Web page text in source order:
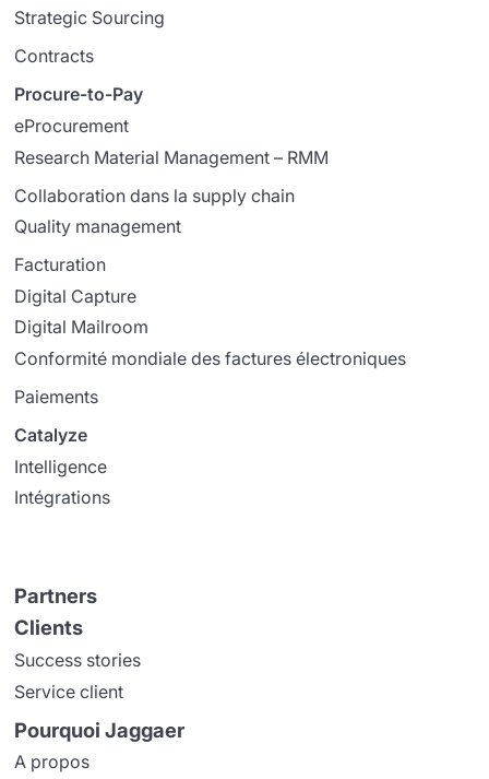
Strategic Sourcing
Contracts
Procure-to-Pay
eProcurement
Research Material Management – RMM
Collaboration dans la supply chain
Quality management
Facturation
Digital Capture
Digital Mailroom
Conformité mondiale des factures électroniques
Paiements
Catalyze
Intelligence
Intégrations
Partners
Clients
Success stories
Service client
Pourquoi Jaggaer
A propos